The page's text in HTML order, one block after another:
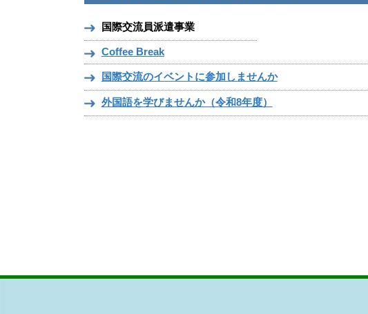
国際交流員派遣事業
Coffee Break
国際交流のイベントに参加しませんか
外国語を学びませんか（令和8年度）